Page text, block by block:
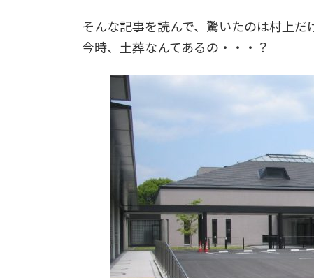
そんな記事を読んで、驚いたのは村上だ
今時、土葬なんてあるの・・・？